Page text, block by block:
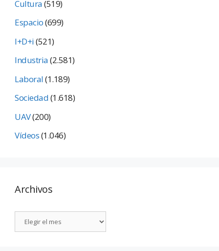
Cultura(519)
Espacio(699)
I+D+i(521)
Industria(2.581)
Laboral(1.189)
Sociedad(1.618)
UAV(200)
Vídeos(1.046)
Archivos